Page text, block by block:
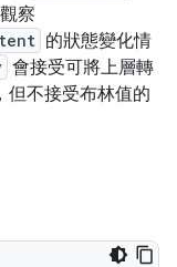
察
的狀態變化情
會接受可將上層轉
但不接受布林值的